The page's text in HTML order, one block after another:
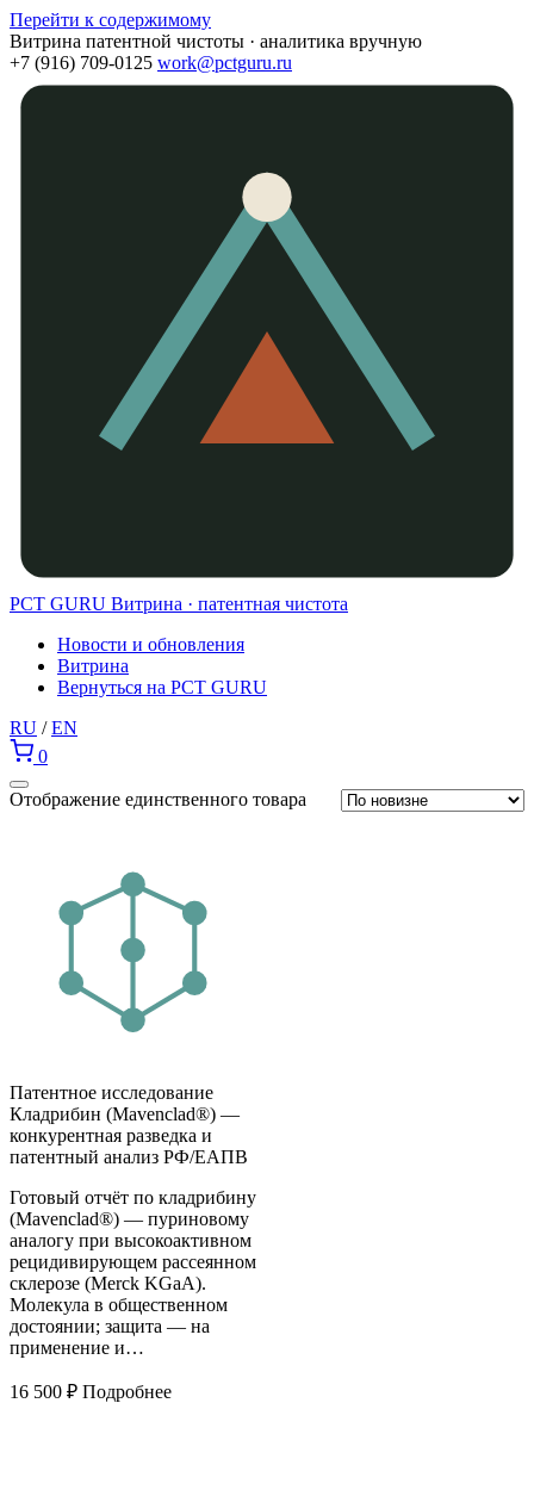
Перейти к содержимому
Витрина патентной чистоты · аналитика вручную
+7 (916) 709-0125 work@pctguru.ru
PCT GURU Витрина · патентная чистота
Новости и обновления
Витрина
Вернуться на PCT GURU
RU / EN
0
Отображение единственного товара
Патентное исследование
Кладрибин (Mavenclad®) —
конкурентная разведка и
патентный анализ РФ/ЕАПВ
Готовый отчёт по кладрибину
(Mavenclad®) — пуриновому
аналогу при высокоактивном
рецидивирующем рассеянном
склерозе (Merck KGaA).
Молекула в общественном
достоянии; защита — на
применение и…
16 500 ₽ Подробнее